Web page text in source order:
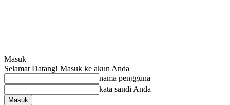
Masuk
Selamat Datang! Masuk ke akun Anda
nama pengguna
kata sandi Anda